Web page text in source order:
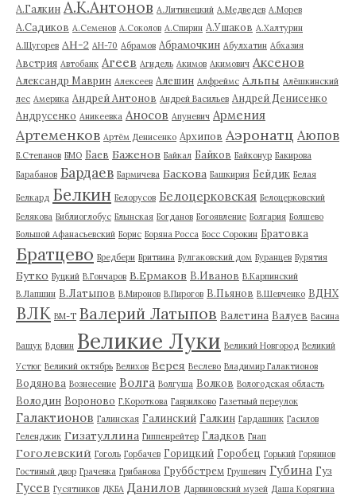
А.Галкин А.К.Антонов А.Литинецкий А.Медведев А.Морев
А.Садиков А.Семенов А.Соколов А.Спирин А.Ушаков А.Халтурин
А.Щугорев АН-2 АН-70 Абрамов Абрамочкин Абулхатин Абхазия
Австрия Автобанк Агеев Агидель Акимов Акимович Аксенов
Александр Маврин Алексеев Алешин Алфреймс Альпы Алёшкинский
лес Америка Андрей Антонов Андрей Васильев Андрей Денисенко
Андрусенко Аникеевка Аносов Апуневич Армения
Артеменков Артём Денисенко Архипов Аэронатц Аюпов
Б.Степанов БМО Баев Баженов Байкал Байков Байконур Бакирова
Барабанов Бардаев Бармичева Баскова Башкирия Бейдик Белая
Белкард Белкин Белорусов Белоцерковская Белоцерковский
Белякова Библиоглобус Блынская Богданов Богоявление Болгария Болшево
Большой Афанасьевский Борис Боряна Росса Босс Сорокин Братовка
Братцево Бредбери Бритвина Булгаковский дом Буранцев Бурятия
Бутко Буцкий В.Гончаров В.Ермаков В.Иванов В.Карпинский
В.Лапшин В.Латыпов В.Миронов В.Пирогов В.Пьянов В.Шевченко ВДНХ
ВЛК ВМ-Т Валерий Латыпов Валетина Валуев Васина
Ващук Вдовин Великие Луки Великий Новгород Великий
Устюг Великий октябрь Велихов Верея Веслево Владимир Галактионов
Водянова Вознесение Волга Волгуша Волков Вологодская область
Володин Вороново Г.Короткова Гаврилково Газетный переулок
Галактионов Галинская Галинский Галкин Гардашник Гасилов
Геленджик Гизатуллина Гиппенрейтер Гладков Гнап
Гоголевский Гоголь Горбачев Горицкий Горобец Горький Горяинов
Гостиный двор Грачевка Грибанова Груббстрем Грушевич Губина Гуз
Гусев Гусятников ДКБА Данилов Дарвиновский музей Даша Корягина